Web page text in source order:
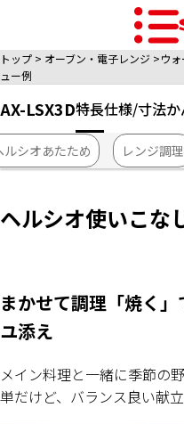
トップ オーブン・電子レンジ ウ
ュー例
AX-LSX3D特長
ルシオあたため レンジ調理
仕様/寸法
ヘルシオ使いこな
まかせて調理「焼く
ユ添え
メイン料理と一緒に季節の
単だけど、バランス良い献立